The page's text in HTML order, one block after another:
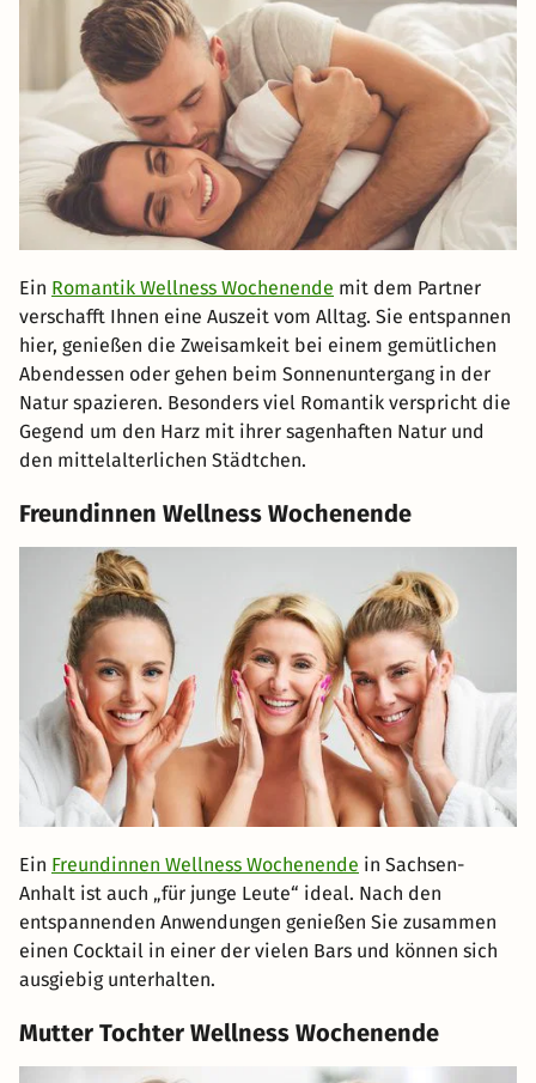
Ein Romantik Wellness Wochenende mit dem Partner
verschafft Ihnen eine Auszeit vom Alltag. Sie entspannen
hier, genießen die Zweisamkeit bei einem gemütlichen
Abendessen oder gehen beim Sonnenuntergang in der
Natur spazieren. Besonders viel Romantik verspricht die
Gegend um den Harz mit ihrer sagenhaften Natur und
den mittelalterlichen Städtchen.
Freundinnen Wellness Wochenende
Ein Freundinnen Wellness Wochenende in Sachsen-
Anhalt ist auch „für junge Leute“ ideal. Nach den
entspannenden Anwendungen genießen Sie zusammen
einen Cocktail in einer der vielen Bars und können sich
ausgiebig unterhalten.
Mutter Tochter Wellness Wochenende